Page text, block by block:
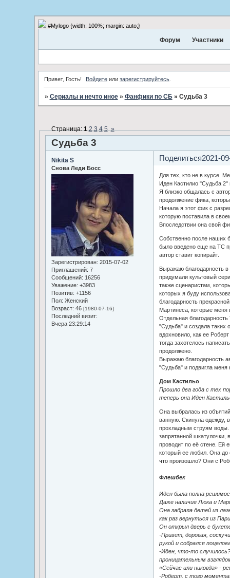
#Mylogo {width: 100%; margin: auto;}
Форум Участники
Привет, Гость! Войдите или зарегистрируйтесь
» Сериалы и нечто иное » Фанфики по СБ » Судьба 3
Судьба 3
Страница:1 2 3 4 5 »
Поделиться2021-
Nikita S
Снова Леди Босс
Зарегистрирован: 2015-07-02
Приглашений: 7
Сообщений: 16256
Уважение: +3983
Позитив: +1156
Пол: Женский
Возраст: 46 [1980-07-16]
Последний визит:
Вчера 23:29:14
Для тех, кто не в курсе.
Иден Кастилио "Судьба
Я близко общалась с
продолжение фика,
Начала я этот фик с
которую поставила в
Впоследствии она свой
Собственно после наших
было введено еще на ТС
автор ставит копирайт.
Выражаю благодарность
придумали культовый
также сценаристам,
которых я буду
благодарность
Мартинеса, которые меня
Отдельная
"Судьба" и создала таких
вдохновило, как ее
тогда захотелось
продолжено.
Выражаю благодарность
"Судьба" и подвигла меня
Дом Кастильо
Прошло два года с тех
теперь она Иден
Она выбралась из
ванную. Скинула одежду,
прохладным струям воды.
запрятанной шкатулочки,
проводит по её стене. Ей
который ее любил. Она до
что произошло? Они с
Флешбек
Иден была полна
Даже наличие Люка и
Она забрала детей из
как раз вернуться из
Он открыл дверь с
-Привет, дорогая,
рукой и собрался
-Иден, что-то
проницательным
«Сейчас или никогда» -
-Роберт, с того момента,